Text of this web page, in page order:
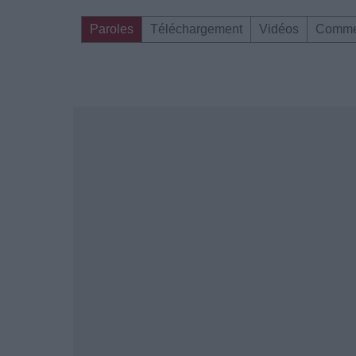
Paroles Téléchargement Vidéos